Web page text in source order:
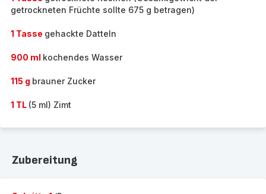
getrockneten Früchte sollte 675 g betragen)
1 Tasse gehackte Datteln
900 ml kochendes Wasser
115 g brauner Zucker
1 TL (5 ml) Zimt
Zubereitung